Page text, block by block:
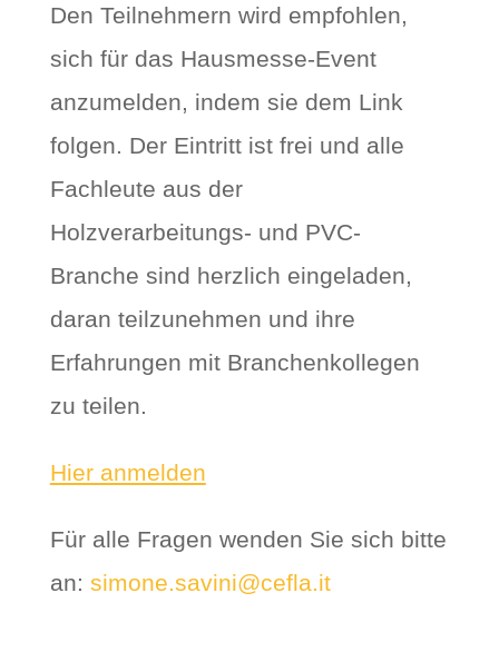
Den Teilnehmern wird empfohlen,
sich für das Hausmesse-Event
anzumelden, indem sie dem Link
folgen. Der Eintritt ist frei und alle
Fachleute aus der
Holzverarbeitungs- und PVC-
Branche sind herzlich eingeladen,
daran teilzunehmen und ihre
Erfahrungen mit Branchenkollegen
zu teilen.
Hier anmelden
Für alle Fragen wenden Sie sich bitte
an: simone.savini@cefla.it